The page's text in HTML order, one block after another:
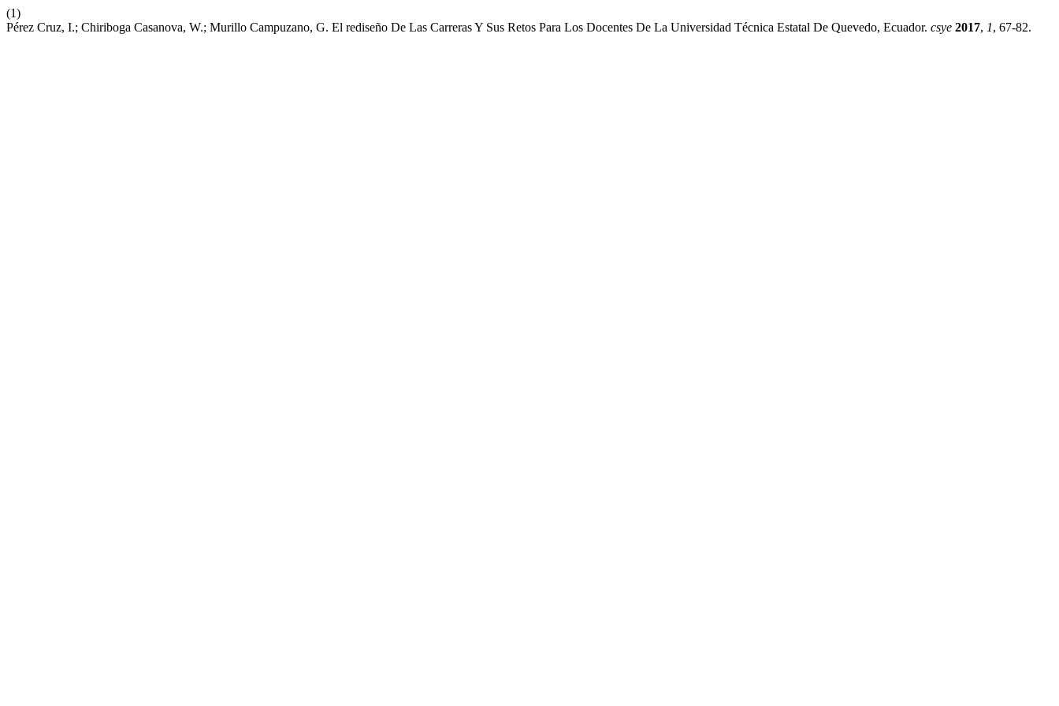
(1)
Pérez Cruz, I.; Chiriboga Casanova, W.; Murillo Campuzano, G. El rediseño De Las Carreras Y Sus Retos Para Los Docentes De La Universidad Técnica Estatal De Quevedo, Ecuador. csye 2017, 1, 67-82.